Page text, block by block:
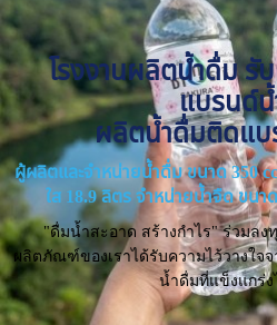
โรงงานผลิตน้ำดื่ม รั
แบรนด์
ผลิตน้ำดื่มติดแ
ผู้ผลิตและจำหน่ายน้ำดื่ม ขนาด 350
ใส 18.9 ลิตร จำหน่ายน้ำจืด ขนา
"ดื่มน้ำสะอาด สร้างกำไร" ร่วมล
ผลิตภัณฑ์ของเราได้รับความไว้วางใจ
น้ำดื่มที่แข็งแกร่ง